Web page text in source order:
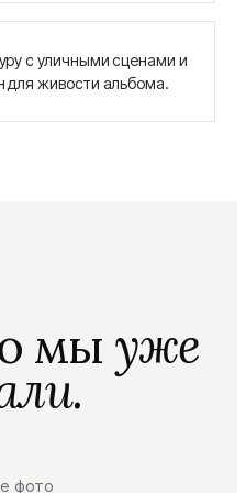
с уличными сценами и
для живости альбома.
мы уже
фото